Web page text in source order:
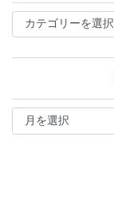
blog
記
ゴ
ー
blog